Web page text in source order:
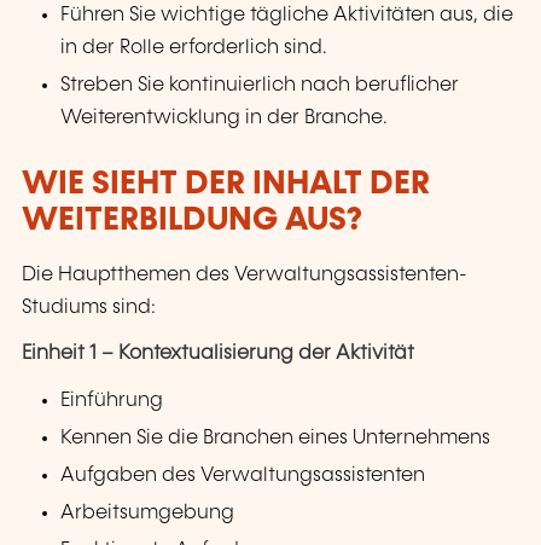
Führen Sie wichtige tägliche Aktivitäten aus, die
in der Rolle erforderlich sind.
Streben Sie kontinuierlich nach beruflicher
Weiterentwicklung in der Branche.
WIE SIEHT DER INHALT DER
WEITERBILDUNG AUS?
Die Hauptthemen des Verwaltungsassistenten-
Studiums sind:
Einheit 1 – Kontextualisierung der Aktivität
Einführung
Kennen Sie die Branchen eines Unternehmens
Aufgaben des Verwaltungsassistenten
Arbeitsumgebung